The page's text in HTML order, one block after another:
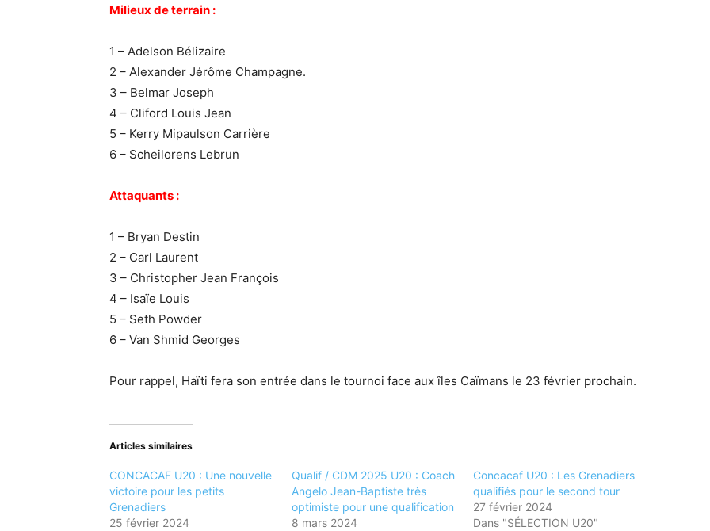
Milieux de terrain :
1 – Adelson Bélizaire
2 – Alexander Jérôme Champagne.
3 – Belmar Joseph
4 – Cliford Louis Jean
5 – Kerry Mipaulson Carrière
6 – Scheilorens Lebrun
Attaquants :
1 – Bryan Destin
2 – Carl Laurent
3 – Christopher Jean François
4 – Isaïe Louis
5 – Seth Powder
6 – Van Shmid Georges
Pour rappel, Haïti fera son entrée dans le tournoi face aux îles Caïmans le 23 février prochain.
Articles similaires
CONCACAF U20 : Une nouvelle
victoire pour les petits
Grenadiers
25 février 2024
Qualif / CDM 2025 U20 : Coach
Angelo Jean-Baptiste très
optimiste pour une qualification
8 mars 2024
Concacaf U20 : Les Grenadiers
qualifiés pour le second tour
27 février 2024
Dans "SÉLECTION U20"